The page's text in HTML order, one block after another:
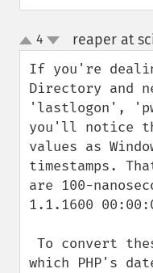
up
down
4 reaper at
If you're
Directory and
'lastlogon',
you'll notice
values as
timestamps.
are 100-
1.1.1600
which PHP's